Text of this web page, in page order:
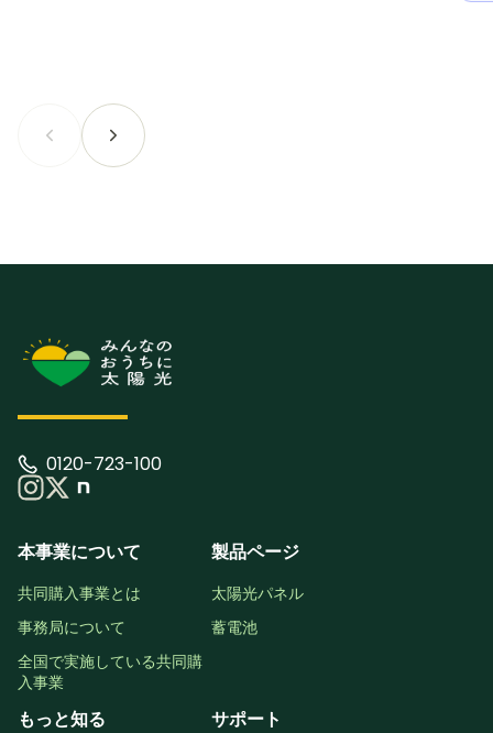
0120-723-100
本事業について
共同購入事業とは
事務局について
全国で実施している共同購
入事業
製品ページ
太陽光パネル
蓄電池
もっと知る サポート